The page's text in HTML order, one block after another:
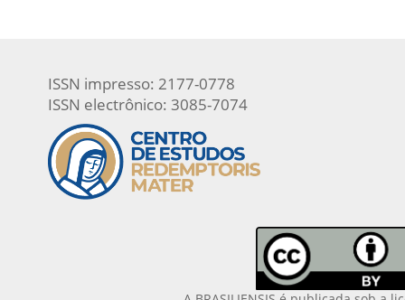
ISSN impresso: 2177-0778
ISSN electrônico: 3085-7074